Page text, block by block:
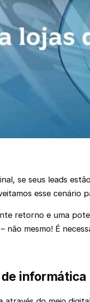
se seus leads
esse cenário
retorno e uma
mesmo! É
informática